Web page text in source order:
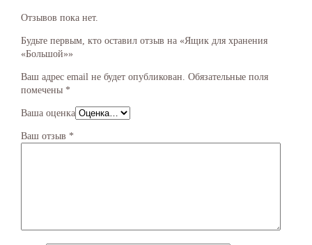
Отзывов пока нет.
Будьте первым, кто оставил отзыв на «Ящик для хранения
«Большой»»
Ваш адрес email не будет опубликован. Обязательные поля
помечены *
Ваша оценка
Ваш отзыв *